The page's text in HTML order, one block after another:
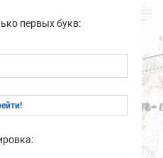
первых букв: